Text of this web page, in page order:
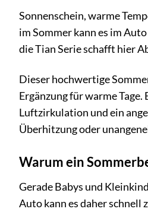
Sonnenschein, warme
im Sommer kann es im
die Tian Serie schafft hier
Dieser hochwertige
Ergänzung für warme
Luftzirkulation und ein
Überhitzung oder
Warum ein
Gerade Babys und
Auto kann es daher schnell